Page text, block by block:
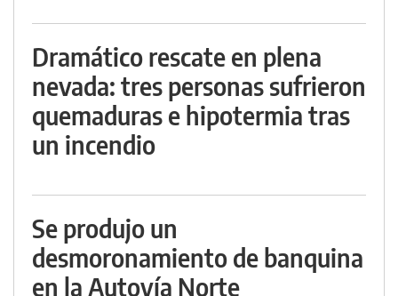
Dramático rescate en plena
nevada: tres personas sufrieron
quemaduras e hipotermia tras
un incendio
Se produjo un
desmoronamiento de banquina
en la Autovía Norte